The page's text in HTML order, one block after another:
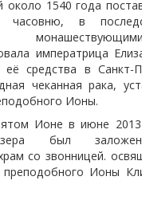
около 1540 года
часовню, в
императрица
средства в Санкт-
чеканная рака,
Ионы.
Ионе в июне 2013
был
со звонницей.
Ионы